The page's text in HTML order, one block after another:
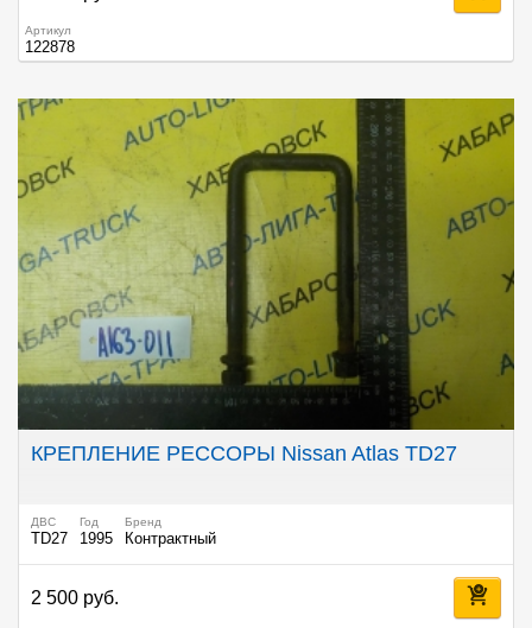
Артикул
122878
КРЕПЛЕНИЕ РЕССОРЫ Nissan Atlas TD27
ДВС
TD27
Год
1995
Бренд
Контрактный
2 500 руб.